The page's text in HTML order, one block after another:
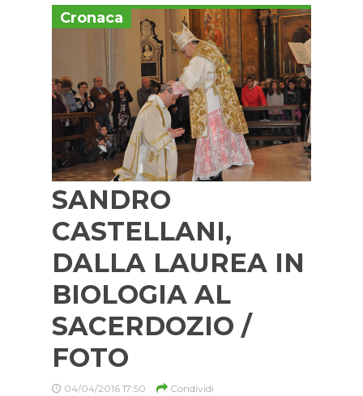
Cronaca
SANDRO
CASTELLANI,
DALLA LAUREA IN
BIOLOGIA AL
SACERDOZIO /
FOTO
04/04/2016 17:50 Condividi